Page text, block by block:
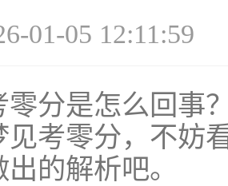
01-05 12:11:59
零分是怎么回事
见考零分，不妨
的解析吧。